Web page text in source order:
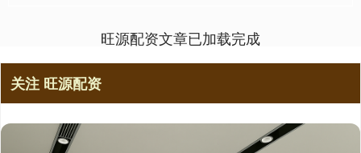
旺源配资文章已加载完成
关注 旺源配资